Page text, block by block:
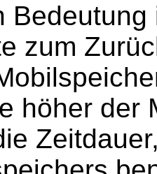
zum
höher der